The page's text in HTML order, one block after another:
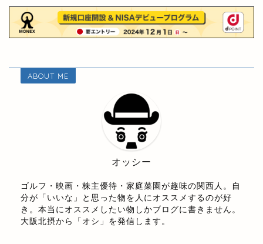
ABOUT ME
オッシー
ゴルフ・映画・株主優待・家庭菜園が趣味の関西人。自
分が「いいな」と思った物を人にオススメするのが好
き。本当にオススメしたい物しかブログに書きません。
大阪北摂から「オシ」を発信します。